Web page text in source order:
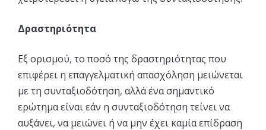
Δραστηριότητα
Εξ ορισμού, το ποσό της δραστηριότητας που
επιφέρει η επαγγελματική απασχόληση μειώνεται
με τη συνταξιοδότηση, αλλά ένα σημαντικό
ερώτημα είναι εάν η συνταξιοδότηση τείνει να
αυξάνει, να μειώνει ή να μην έχει καμία επίδραση